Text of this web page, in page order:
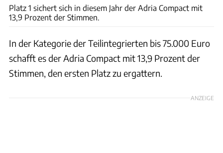
Platz 1 sichert sich in diesem Jahr der Adria Compact mit
13,9 Prozent der Stimmen.
In der Kategorie der Teilintegrierten bis 75.000 Euro
schafft es der Adria Compact mit 13,9 Prozent der
Stimmen, den ersten Platz zu ergattern.
ANZEIGE